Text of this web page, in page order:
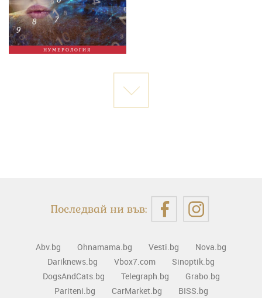
НУМЕРОЛОГИЯ
Последвай ни във:
Abv.bg Ohnamama.bg Vesti.bg
Nova.bg
Dariknews.bg
Vbox7.com
Sinoptik.bg
DogsAndCats.bg
Telegraph.bg
Grabo.bg
Pariteni.bg
CarMarket.bg BISS.bg